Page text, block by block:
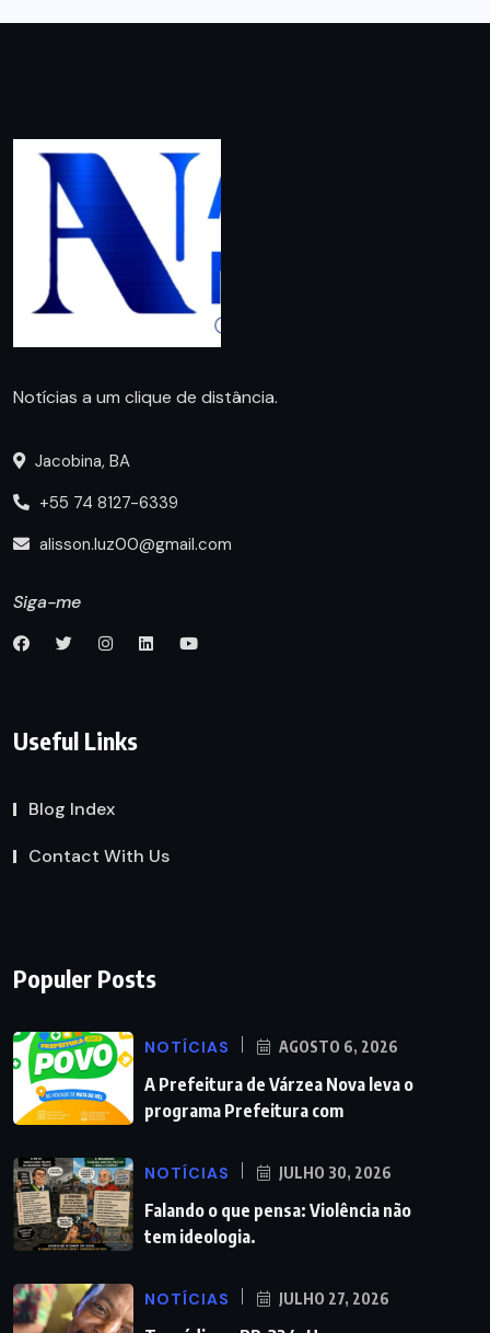
Notícias a um clique de distância.
Jacobina, BA
+55 74 8127-6339
alisson.luz00@gmail.com
Siga-me
Useful Links
Blog Index
Contact With Us
Populer Posts
NOTÍCIAS AGOSTO 6, 2026
A Prefeitura de Várzea Nova leva o
programa Prefeitura com
NOTÍCIAS JULHO 30, 2026
Falando o que pensa: Violência não
tem ideologia.
NOTÍCIAS JULHO 27, 2026